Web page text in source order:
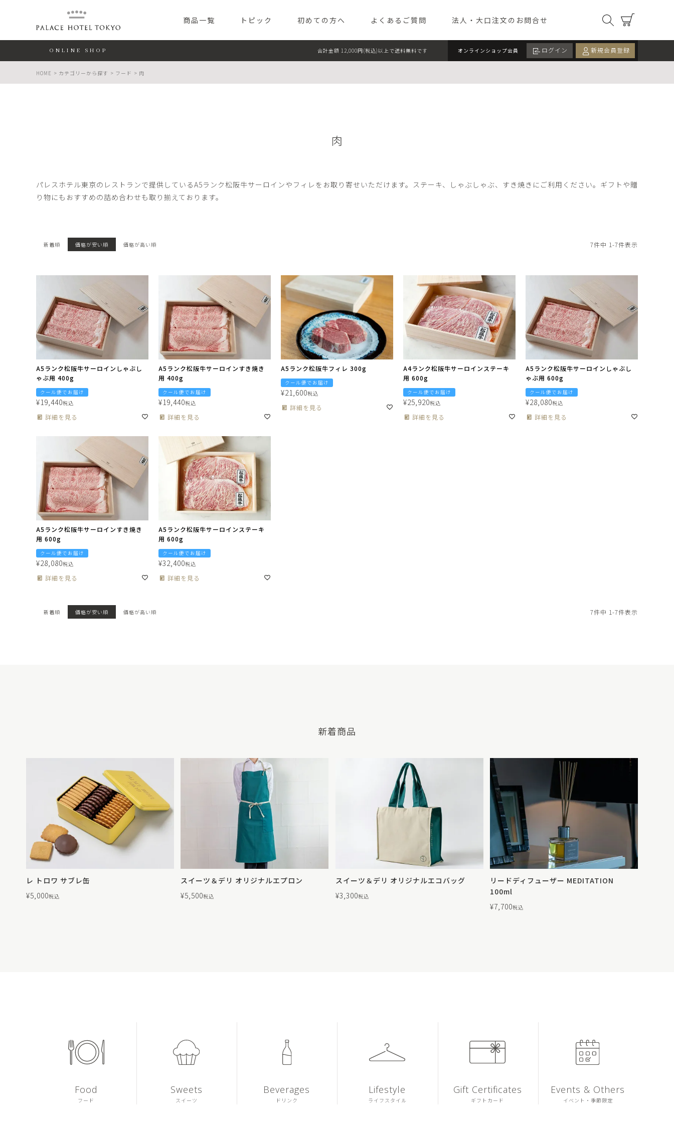
PALACE HOTEL TOKYO（パレスホテル東京 オンラインショップ）
商品一覧 トピック 初めての方へ よくあるご質問 法人・大口注文のお問合せ 検索
ONLINE SHOP 合計金額 12,000円(税込)以上で送料無料です オンラインショップ会員 ログイン 新規会員登録
HOME カテゴリーから探す フード 肉
肉
パレスホテル東京のレストランで提供しているA5ランク松阪牛サーロインやフィレをお取り寄せいただけます。ステーキ、しゃぶしゃぶ、すき焼きにご利用ください。ギフトや贈
り物にもおすすめの詰め合わせも取り揃えております。
新着順 価格が安い順 価格が高い順 7件中 1-7件表示
A5ランク松阪牛サーロインしゃぶし
ゃぶ用 400g
クール便でお届け
¥19,440税込
詳細を見る
A5ランク松阪牛サーロインすき焼き
用 400g
クール便でお届け
¥19,440税込
詳細を見る
A5ランク松阪牛フィレ 300g
クール便でお届け
¥21,600税込
詳細を見る
A4ランク松阪牛サーロインステーキ
用 600g
クール便でお届け
¥25,920税込
詳細を見る
A5ランク松阪牛サーロインしゃぶし
ゃぶ用 600g
クール便でお届け
¥28,080税込
詳細を見る
A5ランク松阪牛サーロインすき焼き
用 600g
クール便でお届け
¥28,080税込
詳細を見る
A5ランク松阪牛サーロインステーキ
用 600g
クール便でお届け
¥32,400税込
詳細を見る
新着順 価格が安い順 価格が高い順 7件中 1-7件表示
新着商品
レ トロワ サブレ缶
¥5,000税込
スイーツ＆デリ オリジナルエプロン
¥5,500税込
スイーツ＆デリ オリジナルエコバッグ
¥3,300税込
リードディフューザー MEDITATION
100ml
¥7,700税込
Food
フード
Sweets
スイーツ
Beverages
ドリンク
Lifestyle
ライフスタイル
Gift Certificates
ギフトカード
Events & Others
イベント・季節限定
検索する